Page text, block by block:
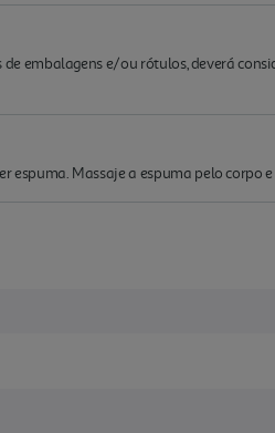
embalagens e/ou rótulos, deverá
espuma. Massaje a espuma pelo corpo